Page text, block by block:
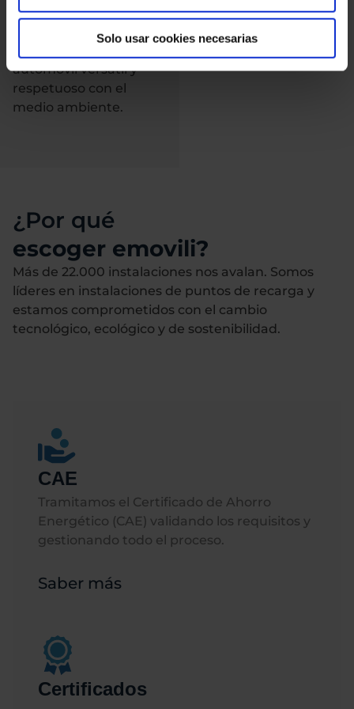
Solo usar cookies necesarias
convierte en una
opción atractiva para
automóvil versátil y
respetuoso con el
medio ambiente.
¿Por qué
escoger emovili?
Más de 22.000 instalaciones nos avalan. Somos
líderes en instalaciones de puntos de recarga y
estamos comprometidos con el cambio
tecnológico, ecológico y de sostenibilidad.
CAE
Tramitamos el Certificado de Ahorro
Energético (CAE) validando los requisitos y
gestionando todo el proceso.
Saber más
Certificados